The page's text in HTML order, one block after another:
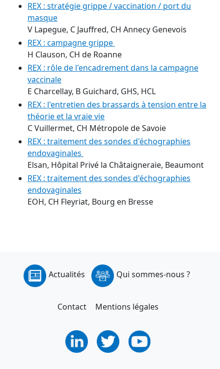
REX : stratégie grippe / vaccination / port du
masque
V Lapegue, C Jauffred, CH Annecy Genevois
REX : campagne grippe
H Clauson, CH de Roanne
REX : rôle de l'encadrement dans la campagne
vaccinale
E Charcellay, B Guichard, GHS, HCL
REX : l'entretien des brassards à tension entre la
théorie et la vraie vie
C Vuillermet, CH Métropole de Savoie
REX : traitement des sondes d'échographies
endovaginales
Elsan, Hôpital Privé la Châtaigneraie, Beaumont
REX : traitement des sondes d'échographies
endovaginales
EOH, CH Fleyriat, Bourg en Bresse
Actualités Qui sommes-nous ?
Contact Mentions légales